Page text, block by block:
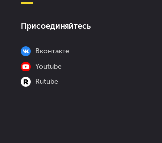
Присоединяйтесь
Вконтакте
Youtube
Rutube